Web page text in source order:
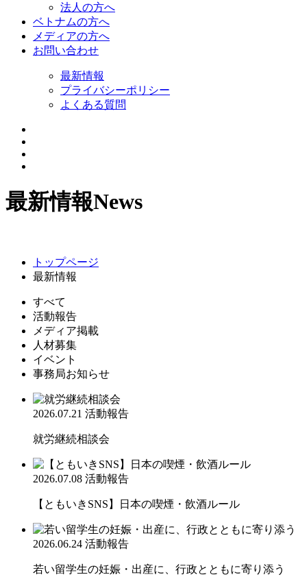
法人の方へ
ベトナムの方へ
メディアの方へ
お問い合わせ
最新情報
プライバシーポリシー
よくある質問
最新情報News
トップページ
最新情報
すべて
活動報告
メディア掲載
人材募集
イベント
事務局お知らせ
2026.07.21 活動報告
就労継続相談会
2026.07.08 活動報告
【ともいきSNS】日本の喫煙・飲酒ルール
2026.06.24 活動報告
若い留学生の妊娠・出産に、行政とともに寄り添う